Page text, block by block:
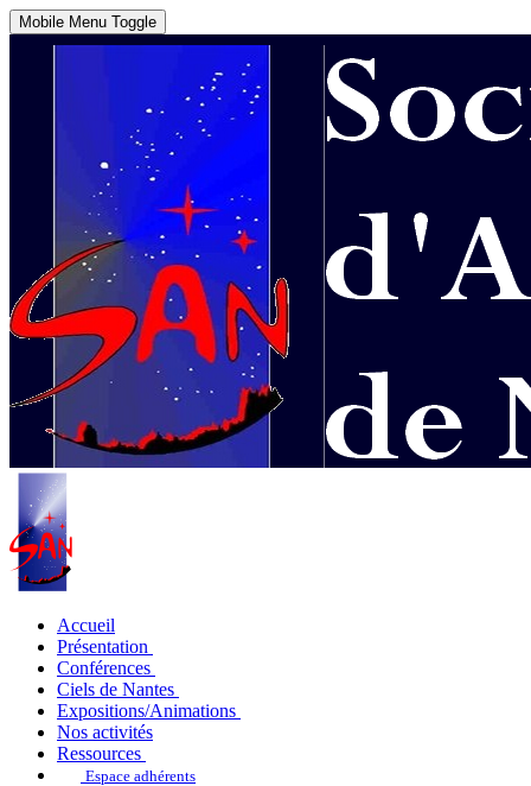
Mobile Menu Toggle
Accueil
Présentation
Conférences
Ciels de Nantes
Expositions/Animations
Nos activités
Ressources
Espace adhérents